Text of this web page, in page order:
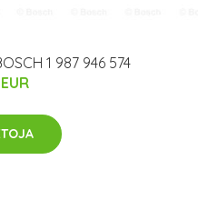
1 987 946 574